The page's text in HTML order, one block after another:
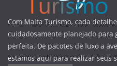
Com Malta Turismo, cada
cuidadosamente planejado para
perfeita. De pacotes de luxo a
estamos aqui para realizar seus